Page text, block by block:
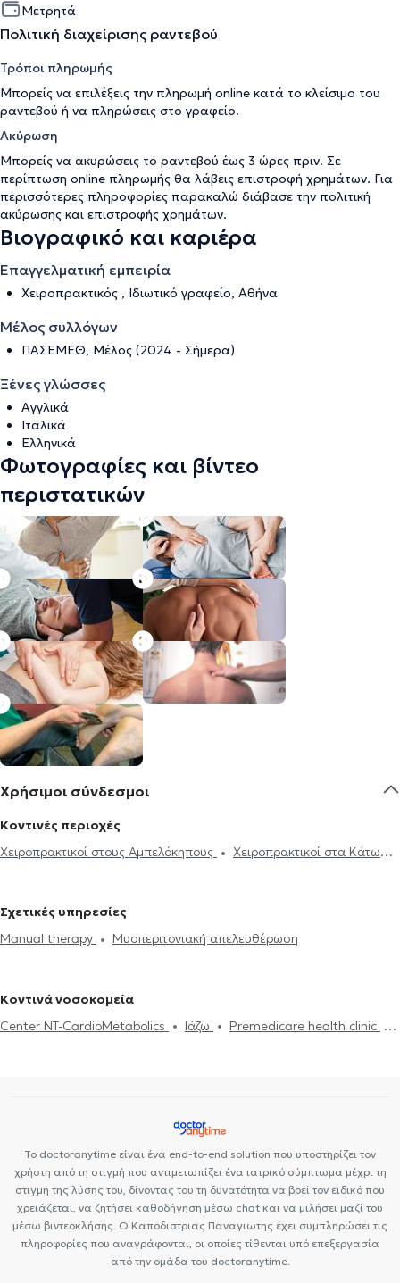
Μετρητά
Πολιτική διαχείρισης ραντεβού
Τρόποι πληρωμής
Μπορείς να επιλέξεις την πληρωμή online κατά το κλείσιμο του
ραντεβού ή να πληρώσεις στο γραφείο.
Ακύρωση
Μπορείς να ακυρώσεις το ραντεβού έως 3 ώρες πριν. Σε
περίπτωση online πληρωμής θα λάβεις επιστροφή χρημάτων. Για
περισσότερες πληροφορίες παρακαλώ διάβασε την πολιτική
ακύρωσης και επιστροφής χρημάτων.
Βιογραφικό και καριέρα
Επαγγελματική εμπειρία
Χειροπρακτικός , Ιδιωτικό γραφείο, Αθήνα
Μέλος συλλόγων
ΠΑΣΕΜΕΘ, Μέλος (2024 - Σήμερα)
Ξένες γλώσσες
Αγγλικά
Ιταλικά
Ελληνικά
Φωτογραφίες και βίντεο
περιστατικών
Χρήσιμοι σύνδεσμοι
Κοντινές περιοχές
Χειροπρακτικοί στους Αμπελόκηπους
Χειροπρακτικοί στα Κάτω
Σχετικές υπηρεσίες
Manual therapy
Μυοπεριτονιακή απελευθέρωση
Κοντινά νοσοκομεία
Center NT-CardioMetabolics
Ιάζω
Premedicare health clinic
Το doctoranytime είναι ένα end-to-end solution που υποστηρίζει τον
χρήστη από τη στιγμή που αντιμετωπίζει ένα ιατρικό σύμπτωμα μέχρι τη
στιγμή της λύσης του, δίνοντας του τη δυνατότητα να βρεί τον ειδικό που
χρειάζεται, να ζητήσει καθοδήγηση μέσω chat και να μιλήσει μαζί του
μέσω βιντεοκλήσης. Ο Καποδιστριας Παναγιωτης έχει συμπληρώσει τις
πληροφορίες που αναγράφονται, οι οποίες τίθενται υπό επεξεργασία
από την ομάδα του doctoranytime.